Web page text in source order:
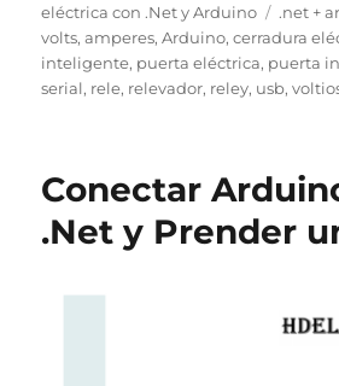
el
eléctrica con .Net y Arduino
.net +
volts,amperes,Arduino,cerradura
inteligente, puerta eléctrica, puerta
serial, rele, relevador, reley, usb,
Conectar
.Net y Prender